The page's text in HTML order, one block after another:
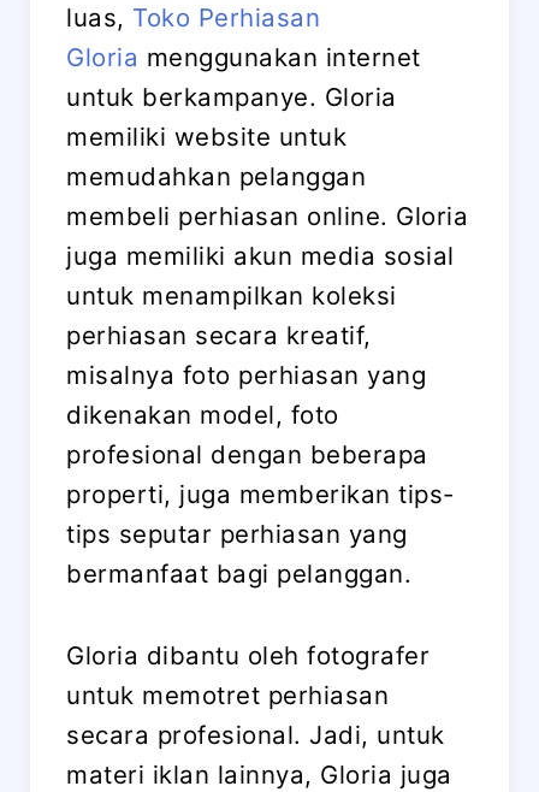
luas, Toko Perhiasan
Gloria menggunakan internet
untuk berkampanye. Gloria
memiliki website untuk
memudahkan pelanggan
membeli perhiasan online. Gloria
juga memiliki akun media sosial
untuk menampilkan koleksi
perhiasan secara kreatif,
misalnya foto perhiasan yang
dikenakan model, foto
profesional dengan beberapa
properti, juga memberikan tips-
tips seputar perhiasan yang
bermanfaat bagi pelanggan.
Gloria dibantu oleh fotografer
untuk memotret perhiasan
secara profesional. Jadi, untuk
materi iklan lainnya, Gloria juga